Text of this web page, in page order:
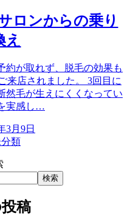
ロンからの乗り
え
約が取れず、脱毛の効果も
来店されました。 3回目に
然毛が生えにくくなってい
実感し…
3月9日
類
検索
稿